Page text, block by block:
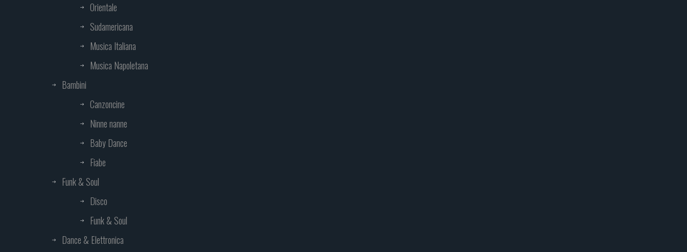
Orientale
Sudamericana
Musica Italiana
Musica Napoletana
Bambini
Canzoncine
Ninne nanne
Baby Dance
Fiabe
Funk & Soul
Disco
Funk & Soul
Dance & Elettronica